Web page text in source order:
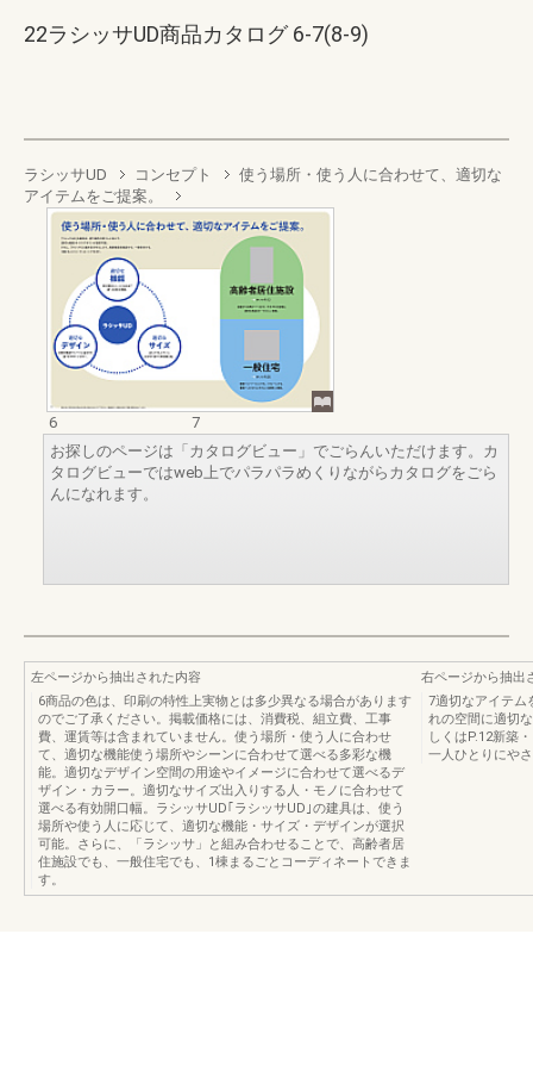
22ラシッサUD商品カタログ 6-7(8-9)
ラシッサUD コンセプト
使う場所・使う人に合わせて、適切な
アイテムをご提案。
6
7
お探しのページは「カタログビュー」でごらんいただけます。カ
タログビューではweb上でパラパラめくりながらカタログをごら
んになれます。
左ページから抽出された内容
6商品の色は、印刷の特性上実物とは多少異なる場合があります
のでご了承ください。掲載価格には、消費税、組立費、工事
費、運賃等は含まれていません。使う場所・使う人に合わせ
て、適切な機能使う場所やシーンに合わせて選べる多彩な機
能。適切なデザイン空間の用途やイメージに合わせて選べるデ
ザイン・カラー。適切なサイズ出入りする人・モノに合わせて
選べる有効開口幅。ラシッサUD｢ラシッサUD｣の建具は、使う
場所や使う人に応じて、適切な機能・サイズ・デザインが選択
可能。さらに、「ラシッサ」と組み合わせることで、高齢者居
住施設でも、一般住宅でも、1棟まるごとコーディネートできま
す。
右ページから抽出
7適切なアイテム
れの空間に適切
しくはP.12新築
一人ひとりにや